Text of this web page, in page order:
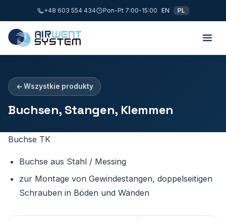
+48 603 554 434 Pon-Pt 7:00-15:00 EN PL
Wszystkie produkty
Buchsen, Stangen, Klemmen
Buchse TK
Buchse aus Stahl / Messing
zur Montage von Gewindestangen, doppelseitigen
Schrauben in Böden und Wänden